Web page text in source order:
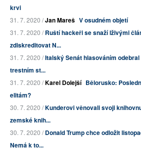
krvi
31. 7. 2020 /Jan Mareš V osudném objetí
31. 7. 2020 /Ruští hackeři se snaží lživými
zdiskreditovat N...
31. 7. 2020 /Italský Senát hlasováním
trestním st...
31. 7. 2020 /Karel Dolejší Bělorusko:
elitám?
30. 7. 2020 /Kunderovi věnovali svoji
zemské knih...
30. 7. 2020 /Donald Trump chce odložit
Nemá k to...